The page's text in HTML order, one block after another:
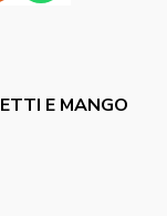
E MANGO